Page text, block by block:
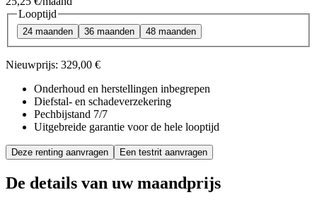
Looptijd
24 maanden 36 maanden 48 maanden
Nieuwprijs: 329,00 €
Onderhoud en herstellingen inbegrepen
Diefstal- en schadeverzekering
Pechbijstand 7/7
Uitgebreide garantie voor de hele looptijd
Deze renting aanvragen Een testrit aanvragen
De details van uw maandprijs